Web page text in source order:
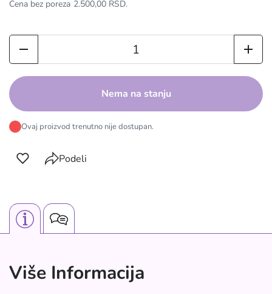
Cena bez poreza 2.500,00 RSD.
Nema na stanju
Ovaj proizvod trenutno nije dostupan.
Podeli
Više Informacija